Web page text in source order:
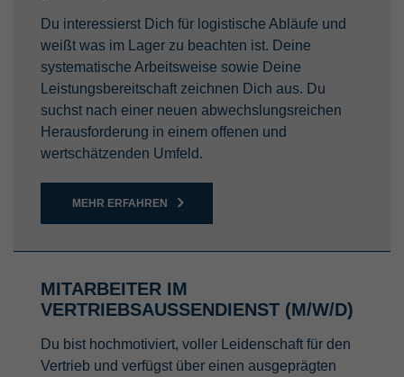
Du interessierst Dich für logistische Abläufe und
weißt was im Lager zu beachten ist. Deine
systematische Arbeitsweise sowie Deine
Leistungsbereitschaft zeichnen Dich aus. Du
suchst nach einer neuen abwechslungsreichen
Herausforderung in einem offenen und
wertschätzenden Umfeld.
MEHR ERFAHREN
MITARBEITER IM
VERTRIEBSAUSSENDIENST (M/W/D)
Du bist hochmotiviert, voller Leidenschaft für den
Vertrieb und verfügst über einen ausgeprägten